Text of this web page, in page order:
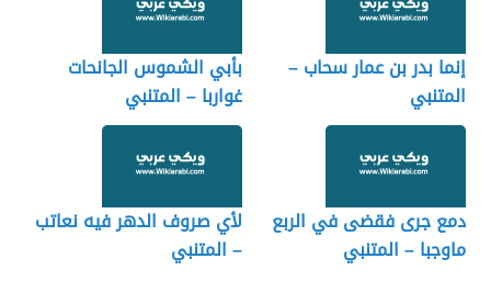
إنما بدر بن عمار سحاب –
المتنبي
بأبي الشموس الجانحات
غواربا – المتنبي
دمع جرى فقضى في الربع
ماوجبا – المتنبي
لأي صروف الدهر فيه نعاتب
– المتنبي